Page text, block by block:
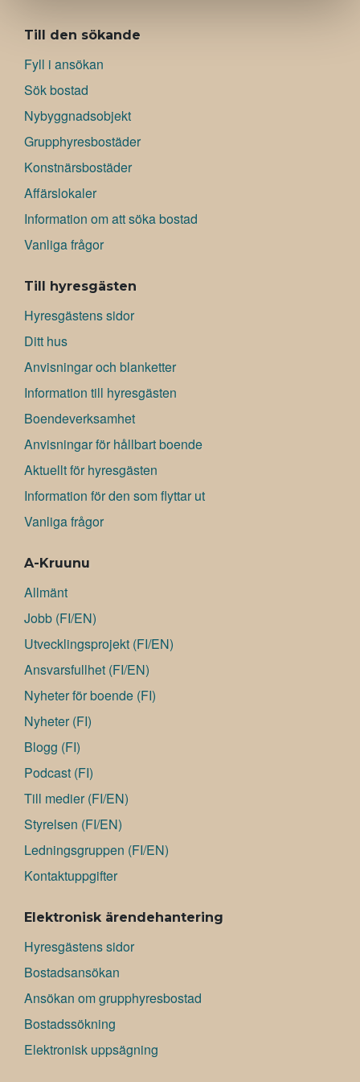
ALAVALIKKO
Till den sökande
Fyll i ansökan
Sök bostad
Nybyggnadsobjekt
Grupphyresbostäder
Konstnärsbostäder
Affärslokaler
Information om att söka bostad
Vanliga frågor
Till hyresgästen
Hyresgästens sidor
Ditt hus
Anvisningar och blanketter
Information till hyresgästen
Boendeverksamhet
Anvisningar för hållbart boende
Aktuellt för hyresgästen
Information för den som flyttar ut
Vanliga frågor
A-Kruunu
Allmänt
Jobb (FI/EN)
Utvecklingsprojekt (FI/EN)
Ansvarsfullhet (FI/EN)
Nyheter för boende (FI)
Nyheter (FI)
Blogg (FI)
Podcast (FI)
Till medier (FI/EN)
Styrelsen (FI/EN)
Ledningsgruppen (FI/EN)
Kontaktuppgifter
Elektronisk ärendehantering
Hyresgästens sidor
Bostadsansökan
Ansökan om grupphyresbostad
Bostadssökning
Elektronisk uppsägning